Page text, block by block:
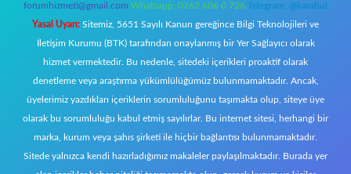
forumhizmeti@gmail.com Whatsapp: 0262 606 0 726 Telegram: @karabul
Yasal Uyarı: Sitemiz, 5651 Sayılı Kanun gereğince Bilgi Teknolojileri ve
İletişim Kurumu (BTK) tarafından onaylanmış bir Yer Sağlayıcı olarak
hizmet vermektedir. Bu nedenle, sitedeki içerikleri proaktif olarak
denetleme veya araştırma yükümlülüğümüz bulunmamaktadır. Ancak,
üyelerimiz yazdıkları içeriklerin sorumluluğunu taşımakta olup, siteye üye
olarak bu sorumluluğu kabul etmiş sayılırlar. Bu internet sitesi, herhangi bir
marka, kurum veya şahıs şirketi ile hiçbir bağlantısı bulunmamaktadır.
Sitede yalnızca kendi hazırladığımız makaleler paylaşılmaktadır. Burada yer